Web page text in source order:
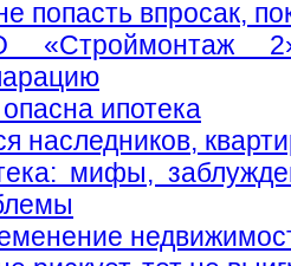
попасть впросак,
«Строймонтаж
ипотека
наследников,
мифы,